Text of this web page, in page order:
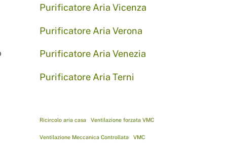
Purificatore Aria Vicenza
Purificatore Aria Verona
Purificatore Aria Venezia
Purificatore Aria Terni
Ricircolo aria casa Ventilazione forzata VMC
Ventilazione Meccanica Controllata VMC